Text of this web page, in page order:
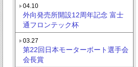
04.10
外向発売所開設12周年記念 富士
通フロンテック杯
03.27
第22回日本モーターボート選手会
会長賞